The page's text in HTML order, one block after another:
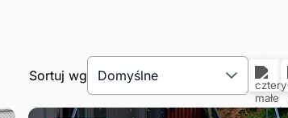
Sortuj wg Domyślne